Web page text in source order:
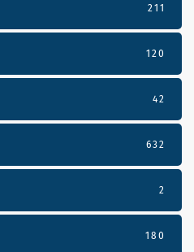
211
120
42
632
2
180